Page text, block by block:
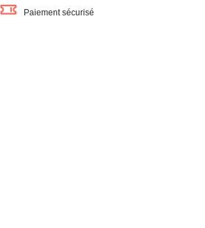
Paiement sécurisé